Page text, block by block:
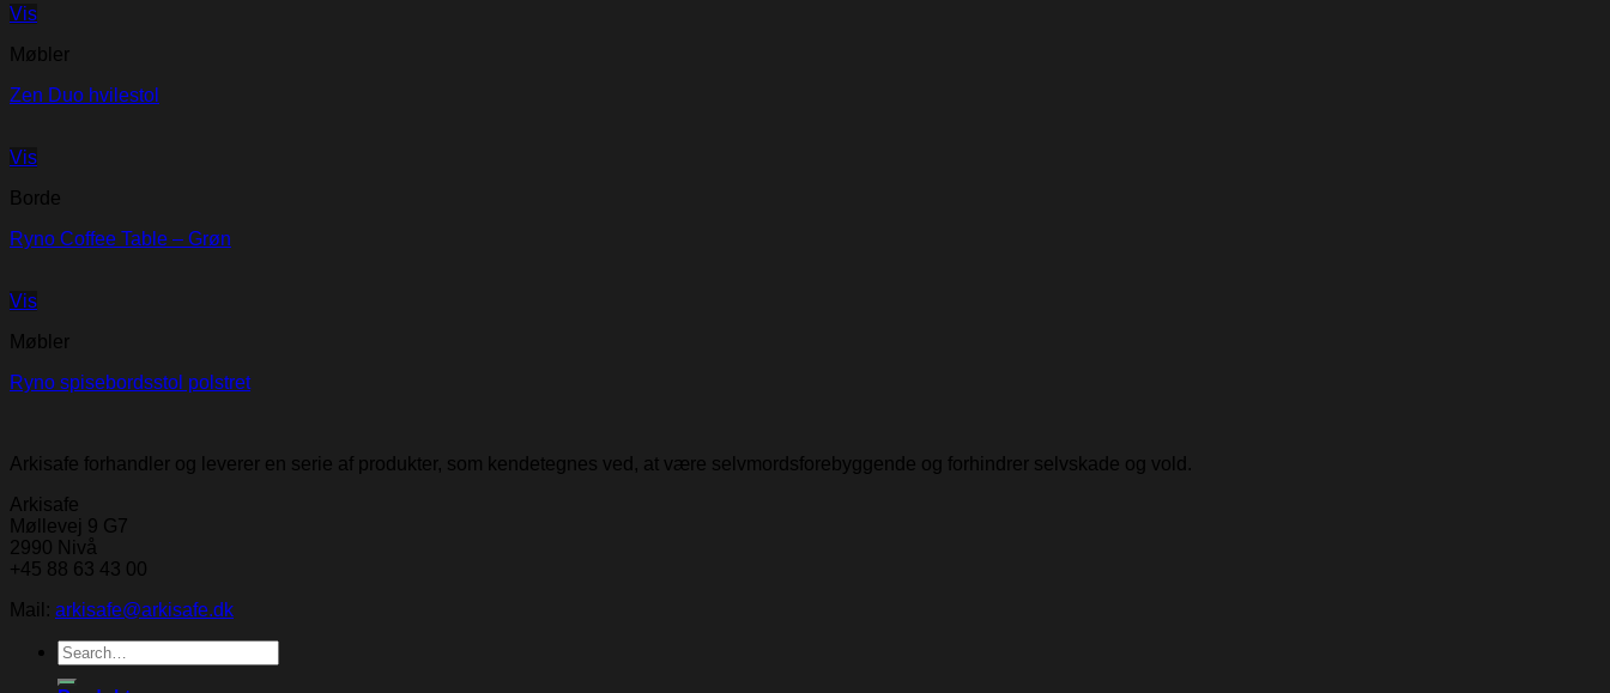
Vis
Møbler
Zen Duo hvilestol
Vis
Borde
Ryno Coffee Table – Grøn
Vis
Møbler
Ryno spisebordsstol polstret
Arkisafe forhandler og leverer en serie af produkter, som kendetegnes ved, at være selvmordsforebyggende og forhindrer selvskade og vold.
Arkisafe
Møllevej 9 G7
2990 Nivå
+45 88 63 43 00
Mail: arkisafe@arkisafe.dk
Search
for: